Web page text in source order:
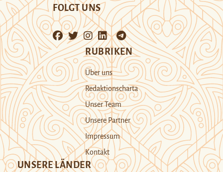
FOLGT UNS
RUBRIKEN
Über uns
Redaktionscharta
Unser Team
Unsere Partner
Impressum
Kontakt
UNSERE LÄNDER